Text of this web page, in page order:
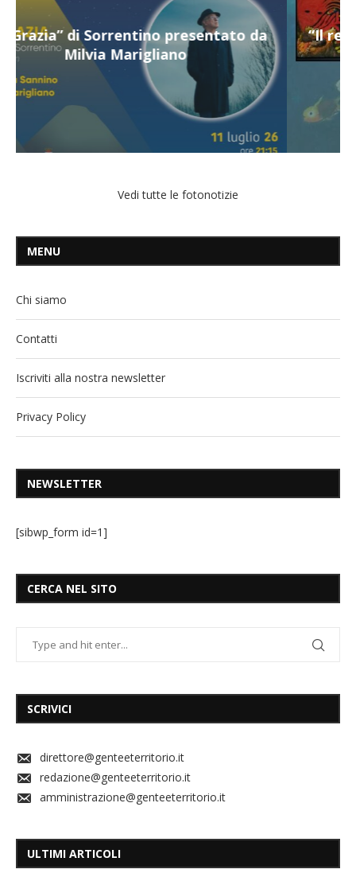
“Il respiro del mare”, personale di Terry
Mangiatordi
Vedi tutte le fotonotizie
MENU
Chi siamo
Contatti
Iscriviti alla nostra newsletter
Privacy Policy
NEWSLETTER
[sibwp_form id=1]
CERCA NEL SITO
SCRIVICI
direttore@genteeterritorio.it
redazione@genteeterritorio.it
amministrazione@genteeterritorio.it
ULTIMI ARTICOLI